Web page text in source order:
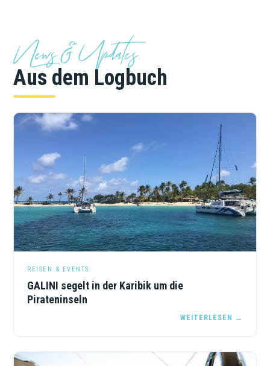
News & Updates
Aus dem Logbuch
REISEN & EVENTS
GALINI segelt in der Karibik um die
Pirateninseln
WEITERLESEN →